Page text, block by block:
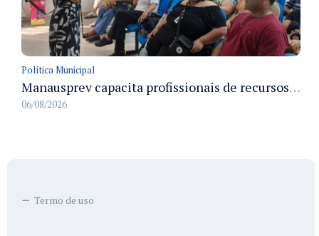
Política Municipal
Manausprev capacita profissionais de recursos humanos para agilizar concessão de aposentadorias no município
06/08/2026
Termo de uso